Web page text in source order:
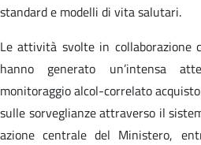
standard e modelli di vita salutari.
Le attività svolte in collaborazione
hanno generato un’intensa
monitoraggio alcol-correlato
sulle sorveglianze attraverso il
azione centrale del Ministero,